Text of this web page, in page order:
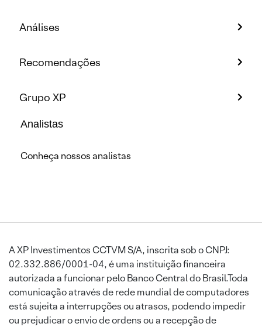
Análises
Recomendações
Grupo XP
Analistas
Conheça nossos analistas
A XP Investimentos CCTVM S/A, inscrita sob o CNPJ:
02.332.886/0001-04, é uma instituição financeira
autorizada a funcionar pelo Banco Central do Brasil.Toda
comunicação através de rede mundial de computadores
está sujeita a interrupções ou atrasos, podendo impedir
ou prejudicar o envio de ordens ou a recepção de